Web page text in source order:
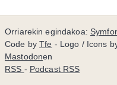
Orriarekin egindakoa:
Code byTfe - Logo / Icons
Mastodonen
RSS - Podcast RSS